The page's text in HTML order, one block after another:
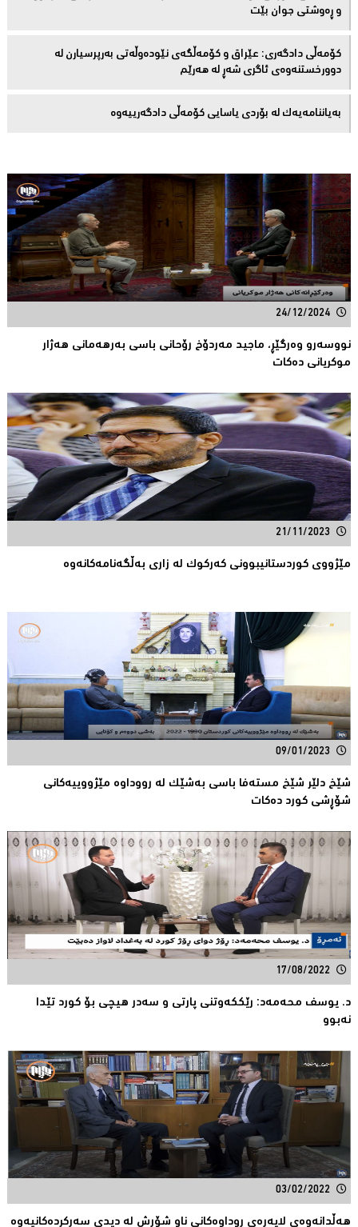
و ڕەوشتى جوان بێت
کۆمەڵى دادگەرى: عێراق و كۆمەڵگەی نێودەوڵەتی بەرپرسیارن لە
دوورخستنەوەى ئاگری شەڕ لە هەرێم
بەیاننامەیەک لە بۆردی یاسایی کۆمەڵی دادگەرییەوە
24/12/2024
نووسەرو وەرگێڕ، ماجید مەردۆخ رۆحانی باسی بەرهەمانی هەژار
موکریانی دەکات
21/11/2023
مێژووی کوردستانیبوونی کەرکوک لە زاری بەڵگەنامەکانەوە
09/01/2023
شێخ دلێر شێخ مستەفا باسی بەشێک لە رووداوە مێژووییەکانی
شۆڕشی کورد دەکات
17/08/2022
د. یوسف محەمەد: رێککەوتنی پارتی و سەدر هیچی بۆ کورد تێدا
نەبوو
03/02/2022
هەڵدانەوەى لاپەڕەى ڕوداوەکانی ناو شۆڕش لە دیدی سەرکردەکانیەوە ‌